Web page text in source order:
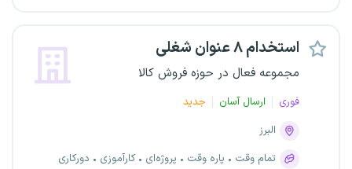
استخدام ۸ عنوان شغلی
مجموعه فعال در حوزه فروش کالا
فوری ارسال آسان
جدید
البرز
تمام وقت
پاره وقت پروژه‌ای کارآموزی دورکاری